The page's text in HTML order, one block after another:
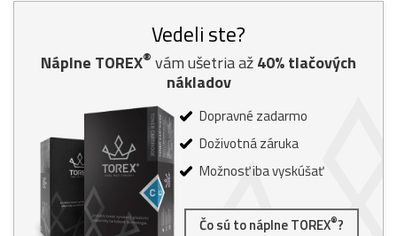
Vedeli ste?
Náplne TOREX® vám ušetria až40% tlačových
nákladov
Dopravné zadarmo
Doživotná záruka
Možnosť iba vyskúšať
Čo sú to náplne TOREX®?